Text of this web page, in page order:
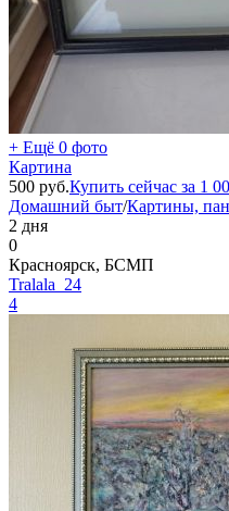
+ Ещё 0 фото
Картина
500 руб.Купить сейчас за 1
Домашний быт/Картины,
2 дня
0
Красноярск, БСМП
Tralala_24
4